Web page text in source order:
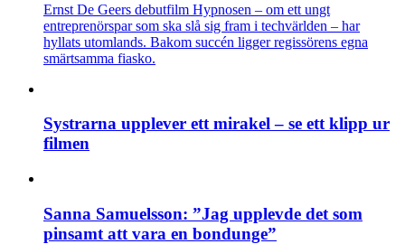
Ernst De Geers debutfilm Hypnosen – om ett ungt
entreprenörspar som ska slå sig fram i techvärlden – har
hyllats utomlands. Bakom succén ligger regissörens egna
smärtsamma fiasko.
Systrarna upplever ett mirakel – se ett klipp ur
filmen
Sanna Samuelsson: ”Jag upplevde det som
pinsamt att vara en bondunge”